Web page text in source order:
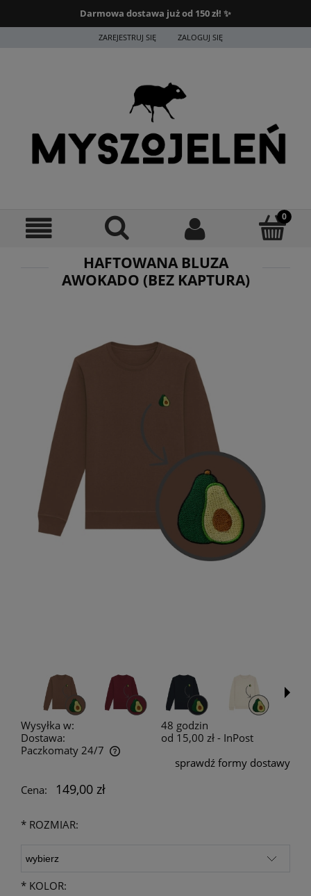
Darmowa dostawa już od 150 zł! ✨
ZAREJESTRUJ SIĘ ZALOGUJ SIĘ
HAFTOWANA BLUZA
AWOKADO (BEZ KAPTURA)
Wysyłka w:
48 godzin
Dostawa:
od 15,00 zł - InPost
Paczkomaty 24/7
Cena nie zawiera ewentualnych kosztów płatności
sprawdź formy dostawy
Cena:
149,00 zł
* ROZMIAR:
* KOLOR: